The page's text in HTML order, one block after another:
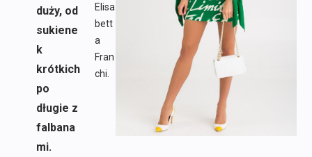
Elisa
bett
a
Fran
chi.
duży, od
sukiene
k
krótkich
po
długie z
falbana
mi.